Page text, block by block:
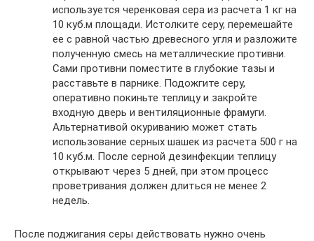
используется черенковая сера из расчета 1 кг на
10 куб.м площади. Истолките серу, перемешайте
ее с равной частью древесного угля и разложите
полученную смесь на металлические противни.
Сами противни поместите в глубокие тазы и
расставьте в парнике. Подожгите серу,
оперативно покиньте теплицу и закройте
входную дверь и вентиляционные фрамуги.
Альтернативой окуриванию может стать
использование серных шашек из расчета 500 г на
10 куб.м. После серной дезинфекции теплицу
открывают через 5 дней, при этом процесс
проветривания должен длиться не менее 2
недель.
После поджигания серы действовать нужно очень